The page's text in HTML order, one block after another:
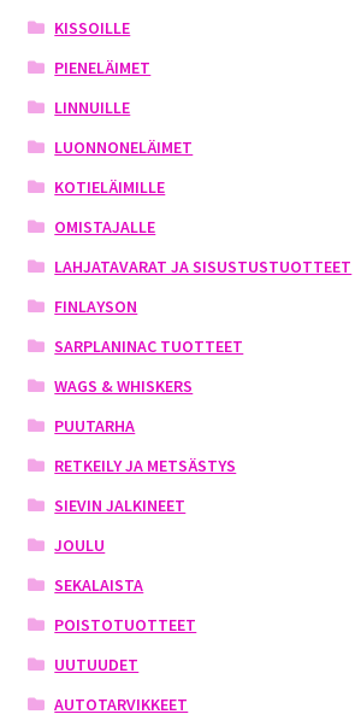
KISSOILLE
PIENELÄIMET
LINNUILLE
LUONNONELÄIMET
KOTIELÄIMILLE
OMISTAJALLE
LAHJATAVARAT JA SISUSTUSTUOTTEET
FINLAYSON
SARPLANINAC TUOTTEET
WAGS & WHISKERS
PUUTARHA
RETKEILY JA METSÄSTYS
SIEVIN JALKINEET
JOULU
SEKALAISTA
POISTOTUOTTEET
UUTUUDET
AUTOTARVIKKEET